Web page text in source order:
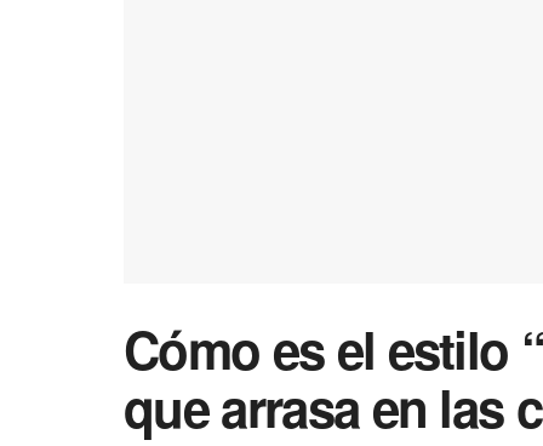
Cómo es el estilo
que arrasa en las